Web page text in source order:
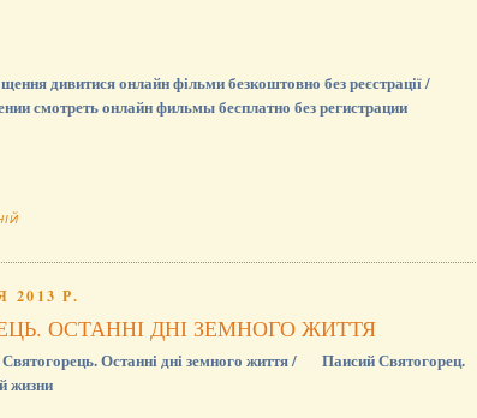
дивитися онлайн фільми безкоштовно без реєстрації /
смотреть онлайн фильмы бесплатно без регистрации
2013 Р.
ОСТАННІ ДНІ ЗЕМНОГО ЖИТТЯ
Святогорець. Останні дні земного життя / Паисий Святогорец.
жизни